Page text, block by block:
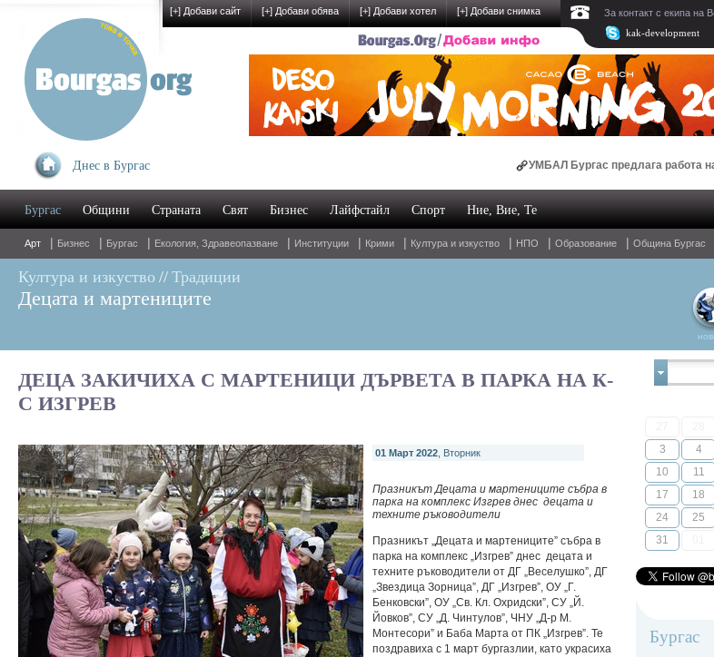
Днес в Бургас УМБАЛ Бургас предлага работа на
Oнлайн магазин за спални комплекти и
Бургас Общини Страната Свят Бизнес Лайфстайл Спорт Ние, Вие, Те
Арт | Бизнес | Бургас | Екология, Здравеопазване | Институции | Крими | Култура и изкуство | НПО | Образование | Община Бургас
Култура и изкуство // Традиции
Децата и мартениците
ДЕЦА ЗАКИЧИХА С МАРТЕНИЦИ ДЪРВЕТА В ПАРКА НА К-
С ИЗГРЕВ
01 Март 2022 , Вторник
Празникът Децата и мартениците събра в
парка на комплекс Изгрев днес децата и
техните ръководители
Празникът „Децата и мартениците” събра в
парка на комплекс „Изгрев” днес децата и
техните ръководители от ДГ „Веселушко”, ДГ
„Звездица Зорница”, ДГ „Изгрев”, ОУ „Г.
Бенковски”, ОУ „Св. Кл. Охридски”, СУ „Й.
Йовков”, СУ „Д. Чинтулов”, ЧНУ „Д-р М.
Монтесори” и Баба Марта от ПК „Изгрев”. Те
поздравиха с 1 март бургазлии, като украсиха
3
4
10
11
17
18
24
25
31
Бургас
[+] Добави сайт [+] Добави обява [+] Добави хотел [+] Добави снимка За контакт с екипа на
kak-development